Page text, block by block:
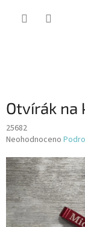
Otvírák na
25682
Průměrné
produktu
je
0,0
z
5
hvězdiček.
Neohodnoceno